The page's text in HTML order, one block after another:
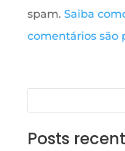
spam. Saiba
comentários são
Posts